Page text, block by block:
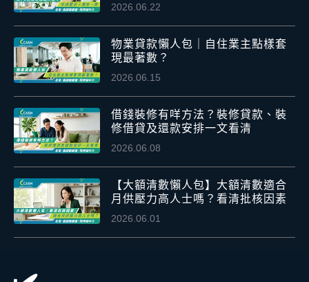
2026.06.22
物業貸款懶人包｜自住業主點樣套
現最著數？
2026.06.15
借錢裝修有咩方法？裝修貸款、裝
修借貸及還款安排一文看清
2026.06.08
【大額清數懶人包】大額清數適合
月供壓力高人士嗎？看清批核因素
2026.06.01